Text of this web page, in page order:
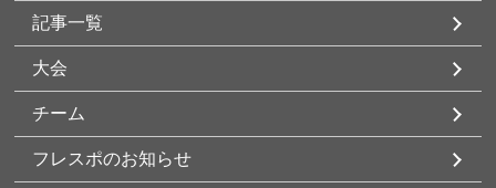
記事一覧
大会
チーム
フレスポのお知らせ